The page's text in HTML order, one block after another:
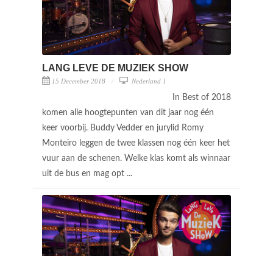
LANG LEVE DE MUZIEK SHOW
15 December 2018 Nederland 1
In Best of 2018
komen alle hoogtepunten van dit jaar nog één
keer voorbij. Buddy Vedder en jurylid Romy
Monteiro leggen de twee klassen nog één keer het
vuur aan de schenen. Welke klas komt als winnaar
uit de bus en mag opt ...